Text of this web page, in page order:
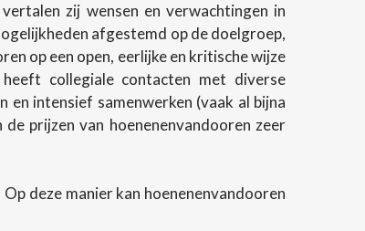
zij wensen en verwachtingen in
afgestemd op de doelgroep,
op een open, eerlijke en kritische wijze
collegiale contacten met diverse
intensief samenwerken (vaak al bijna
prijzen van hoenenenvandooren zeer
deze manier kan hoenenenvandooren